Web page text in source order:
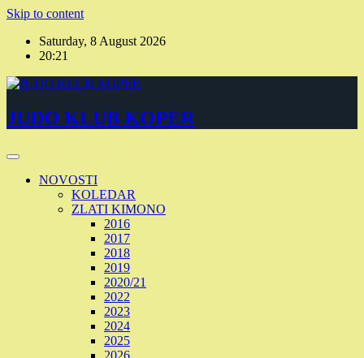
Skip to content
Saturday, 8 August 2026
20:21
JUDO KLUB KOPER
NOVOSTI
KOLEDAR
ZLATI KIMONO
2016
2017
2018
2019
2020/21
2022
2023
2024
2025
2026